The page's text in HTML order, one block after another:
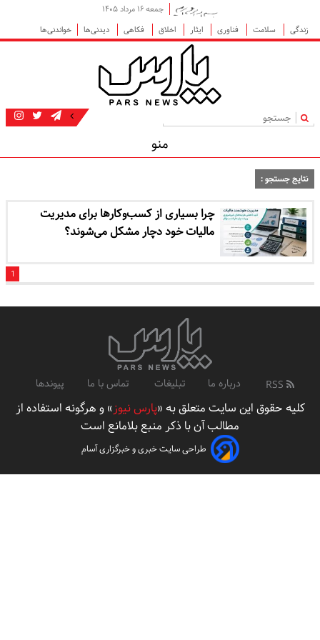
جمعه ۱۶ مرداد ۱۴۰۵
زندگی
سلامت فناوری ایثار اخلاق فکاهی دیدنی‌ها خواندنی‌ها
|
منو
نتایج جستجو :
چرا بسیاری از کسب‌وکارها برای مدیریت
مالیات خود دچار مشکل می‌شوند؟
1
درباره ما تبلیغات تماس با ما پیوندها
کلیه حقوق این سایت متعلق به «پارس نیوز» و هرگونه استفاده از
مطالب آن با ذکر منبع بلامانع است
طراحی سایت خبری و خبرگزاری آسام